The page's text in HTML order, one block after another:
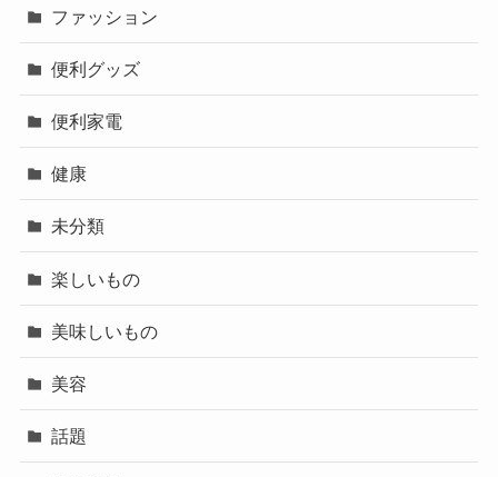
ファッション
便利グッズ
便利家電
健康
未分類
楽しいもの
美味しいもの
美容
話題